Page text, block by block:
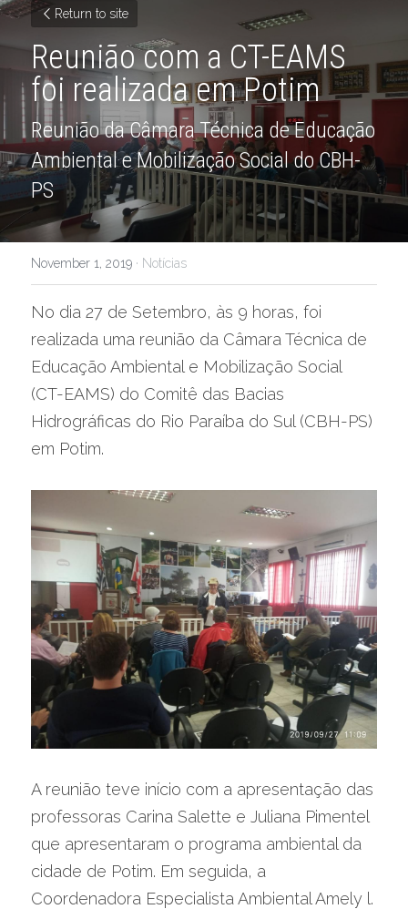
Return to site
Reunião com a CT-EAMS
foi realizada em Potim
Reunião da Câmara Técnica de Educação
Ambiental e Mobilização Social do CBH-
PS
November 1, 2019 · Notícias
No dia 27 de Setembro, às 9 horas, foi
realizada uma reunião da Câmara Técnica de
Educação Ambiental e Mobilização Social
(CT-EAMS) do Comitê das Bacias
Hidrográficas do Rio Paraíba do Sul (CBH-PS)
em Potim.
A reunião teve início com a apresentação das
professoras Carina Salette e Juliana Pimentel
que apresentaram o programa ambiental da
cidade de Potim. Em seguida, a
Coordenadora Especialista Ambiental Amely l.